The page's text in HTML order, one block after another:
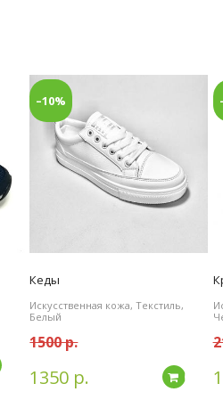
Подробнее
–10%
Кеды
Искусственная кожа, Текстиль,
Белый
1500 р.
1350 р.